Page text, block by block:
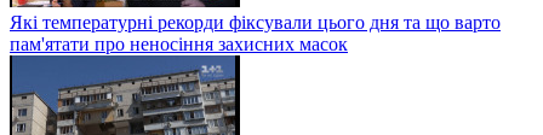
Які температурні рекорди фіксували цього дня та що варто
пам'ятати про неносіння захисних масок